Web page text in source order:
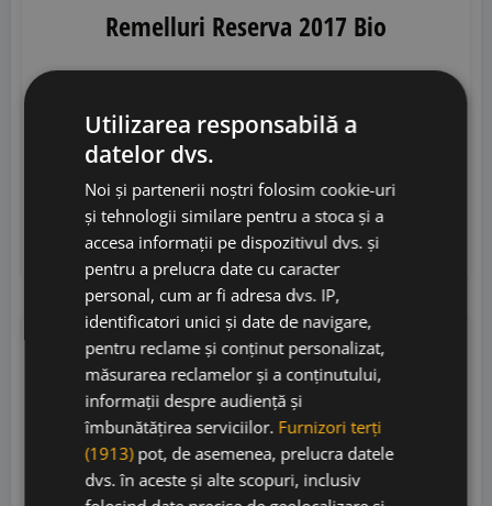
Remelluri Reserva 2017 Bio
Remelluri• Spania• DOCa Rioja• 14%
162,00lei
Adaugă în coș
92
Utilizarea responsabilă a
datelor dvs.
Noi și partenerii noștri folosim cookie-uri
și tehnologii similare pentru a stoca și a
accesa informații pe dispozitivul dvs. și
pentru a prelucra date cu caracter
personal, cum ar fi adresa dvs. IP,
identificatori unici și date de navigare,
pentru reclame și conținut personalizat,
măsurarea reclamelor și a conținutului,
informații despre audiență și
îmbunătățirea serviciilor. Furnizori terți
(1913)pot, de asemenea, prelucra datele
dvs. în aceste și alte scopuri, inclusiv